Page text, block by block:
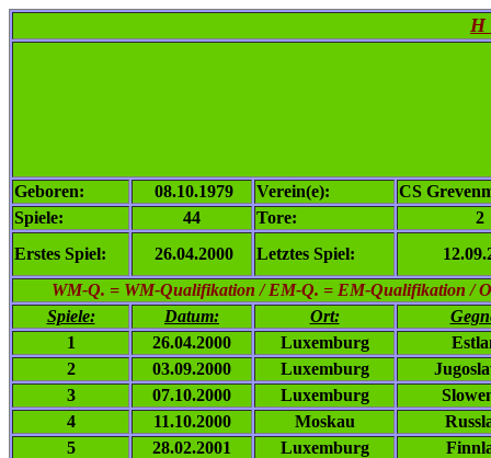
H
Geboren: 08.10.1979 Verein(e):
CS
Spiele:
44 Tore:
2
Erstes Spiel:
26.04.2000 Letztes Spiel:
WM-Q. = WM-Qualifikation / EM-Q. = EM-Qualifikation /
Spiele:
Datum: Ort:
1
26.04.2000 Luxemburg
2
03.09.2000 Luxemburg
3
07.10.2000 Luxemburg
4
11.10.2000 Moskau
5
28.02.2001 Luxemburg